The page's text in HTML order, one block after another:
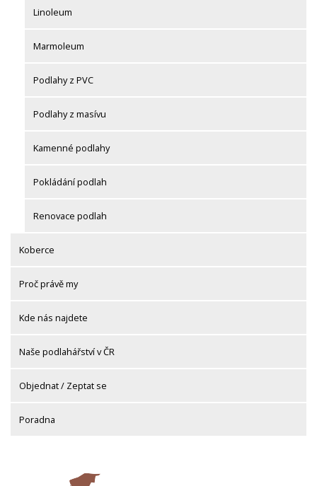
Linoleum
Marmoleum
Podlahy z PVC
Podlahy z masívu
Kamenné podlahy
Pokládání podlah
Renovace podlah
Koberce
Proč právě my
Kde nás najdete
Naše podlahářství v ČR
Objednat / Zeptat se
Poradna